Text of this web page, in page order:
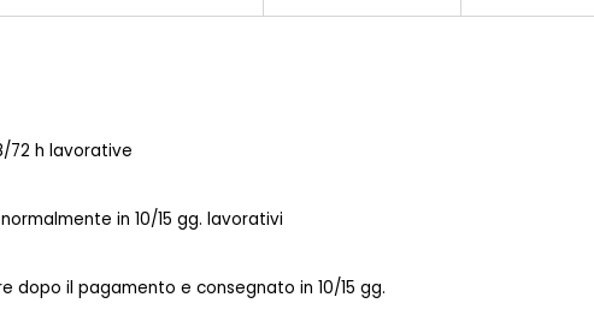
72 h lavorative
in 10/15 gg. lavorativi
dopo il pagamento e consegnato in 10/15 gg.